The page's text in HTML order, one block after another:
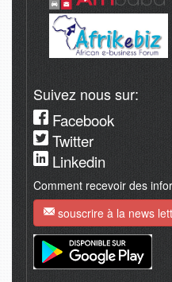
Suivez nous sur:
Facebook
Twitter
Linkedin
Comment recevoir des
souscrire à la news